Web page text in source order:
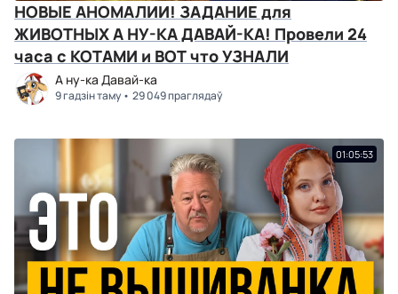
НОВЫЕ АНОМАЛИИ! ЗАДАНИЕ для
ЖИВОТНЫХ А НУ-КА ДАВАЙ-КА! Провели 24
часа с КОТАМИ и ВОТ что УЗНАЛИ
А ну-ка Давай-ка
9 гадзін таму 29 049 праглядаў
01:05:53